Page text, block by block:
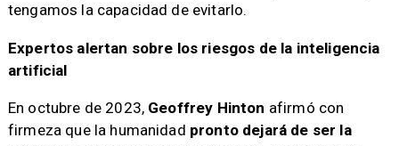
tengamos la capacidad de evitarlo.
Expertos alertan sobre los riesgos de la inteligencia
artificial
En octubre de 2023, Geoffrey Hinton afirmó con
firmeza que la humanidad pronto dejará de ser la